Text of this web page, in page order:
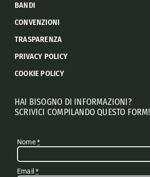
BANDI
CONVENZIONI
TRASPARENZA
PRIVACY POLICY
COOKIE POLICY
HAI BISOGNO DI INFORMAZIONI?
SCRIVICI COMPILANDO QUESTO FORM!
Nome*
Email*